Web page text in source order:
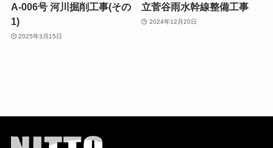
A-006号 河川掘削工事(その
1)
2025年3月15日
立菅谷雨水幹線整備工事
2024年12月20日